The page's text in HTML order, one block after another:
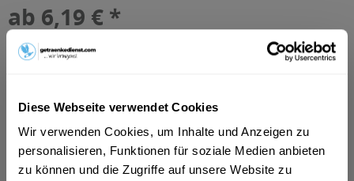
Diese Webseite verwendet Cookies
Wir verwenden Cookies, um Inhalte und Anzeigen zu
personalisieren, Funktionen für soziale Medien anbieten
zu können und die Zugriffe auf unsere Website zu
ab 6,19 € *
Inhalt:
inkl. MwSt.ggf. zzgl. Erschwerniszuschlag
+3,30 € Pfand
In denWarenkorb